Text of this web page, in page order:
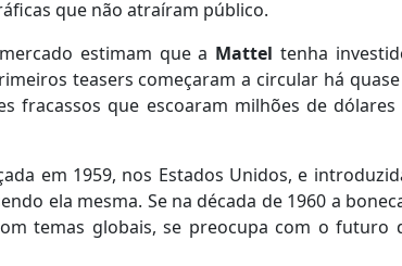
que não atraíram público.
estimam que a Mattel tenha
teasers começaram a circular há
fracassos que escoaram milhões de
em 1959, nos Estados Unidos, e
ela mesma. Se na década de 1960 a
temas globais, se preocupa com o futuro